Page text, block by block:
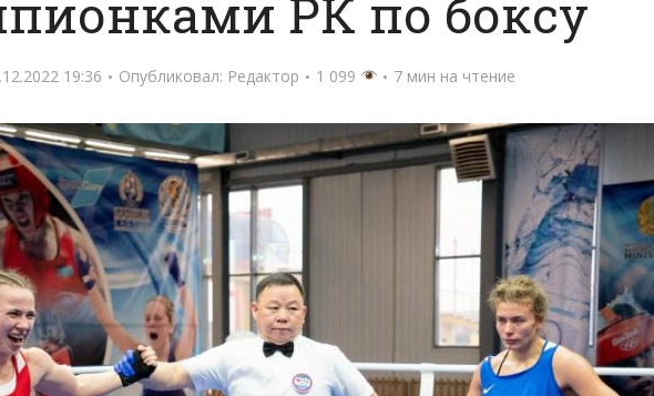
РК по боксу
19:36 Опубликовал: Редактор 1 099 7 мин на чтение